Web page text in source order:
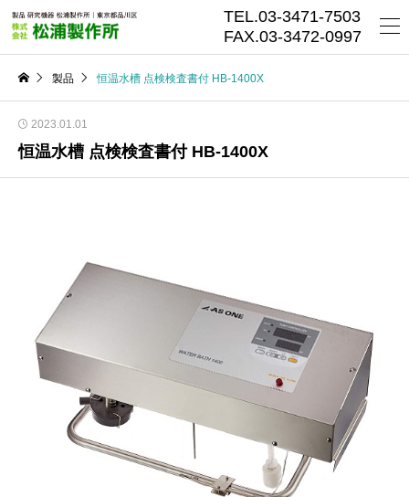
TEL.03-3471-7503
FAX.03-3472-0997
製品 恒温水槽 点検検査書付 HB-1400X
2023.01.01
恒温水槽 点検検査書付 HB-1400X